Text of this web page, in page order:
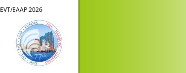
EVT/EAAP 2026